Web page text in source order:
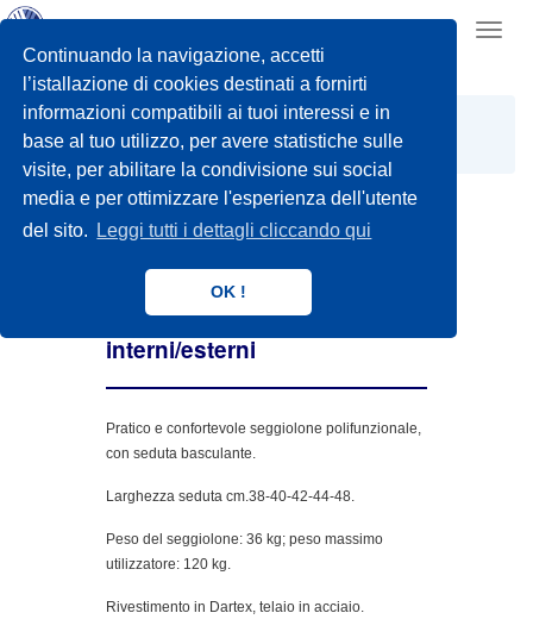
Continuando la navigazione, accetti
l’istallazione di cookies destinati a fornirti
informazioni compatibili ai tuoi interessi e in
base al tuo utilizzo, per avere statistiche sulle
visite, per abilitare la condivisione sui social
media e per ottimizzare l'esperienza dell'utente
del sito.
Leggi tutti i dettagli cliccando qui
OK !
SEGGIOLONI POLIFUNZIONALI
Mod. CORAILLE
Mod. CORAILLE
Seggiolone polifuzionale per
interni/esterni
Pratico e confortevole seggiolone polifunzionale,
con seduta basculante.
Larghezza seduta cm.38-40-42-44-48.
Peso del seggiolone: 36 kg; peso massimo
utilizzatore: 120 kg.
Rivestimento in Dartex, telaio in acciaio.